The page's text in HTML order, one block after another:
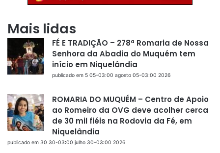
Mais lidas
FÉ E TRADIÇÃO – 278ª Romaria de Nossa
Senhora da Abadia do Muquém tem
início em Niquelândia
publicado em 5 05-03:00 agosto 05-03:00 2026
ROMARIA DO MUQUÉM – Centro de Apoio
ao Romeiro da OVG deve acolher cerca
de 30 mil fiéis na Rodovia da Fé, em
Niquelândia
publicado em 30 30-03:00 julho 30-03:00 2026